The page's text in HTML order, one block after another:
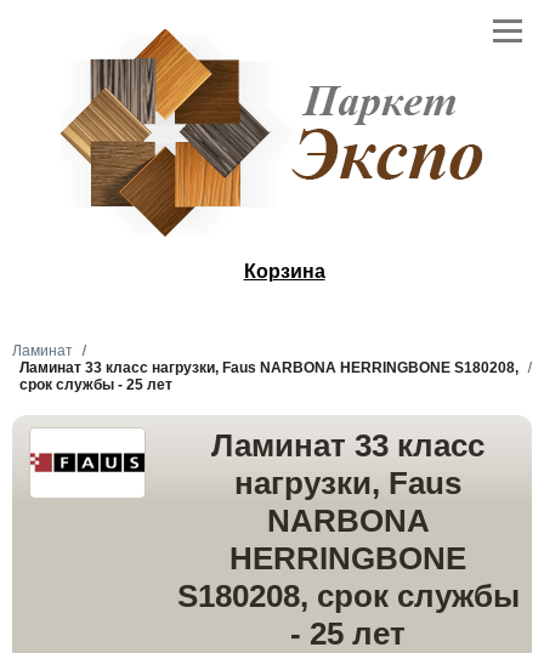
Корзина
Ламинат
Ламинат 33 класс нагрузки, Faus NARBONA HERRINGBONE S180208,
срок службы - 25 лет
Ламинат 33 класс
нагрузки, Faus
NARBONA
HERRINGBONE
S180208, срок службы
- 25 лет